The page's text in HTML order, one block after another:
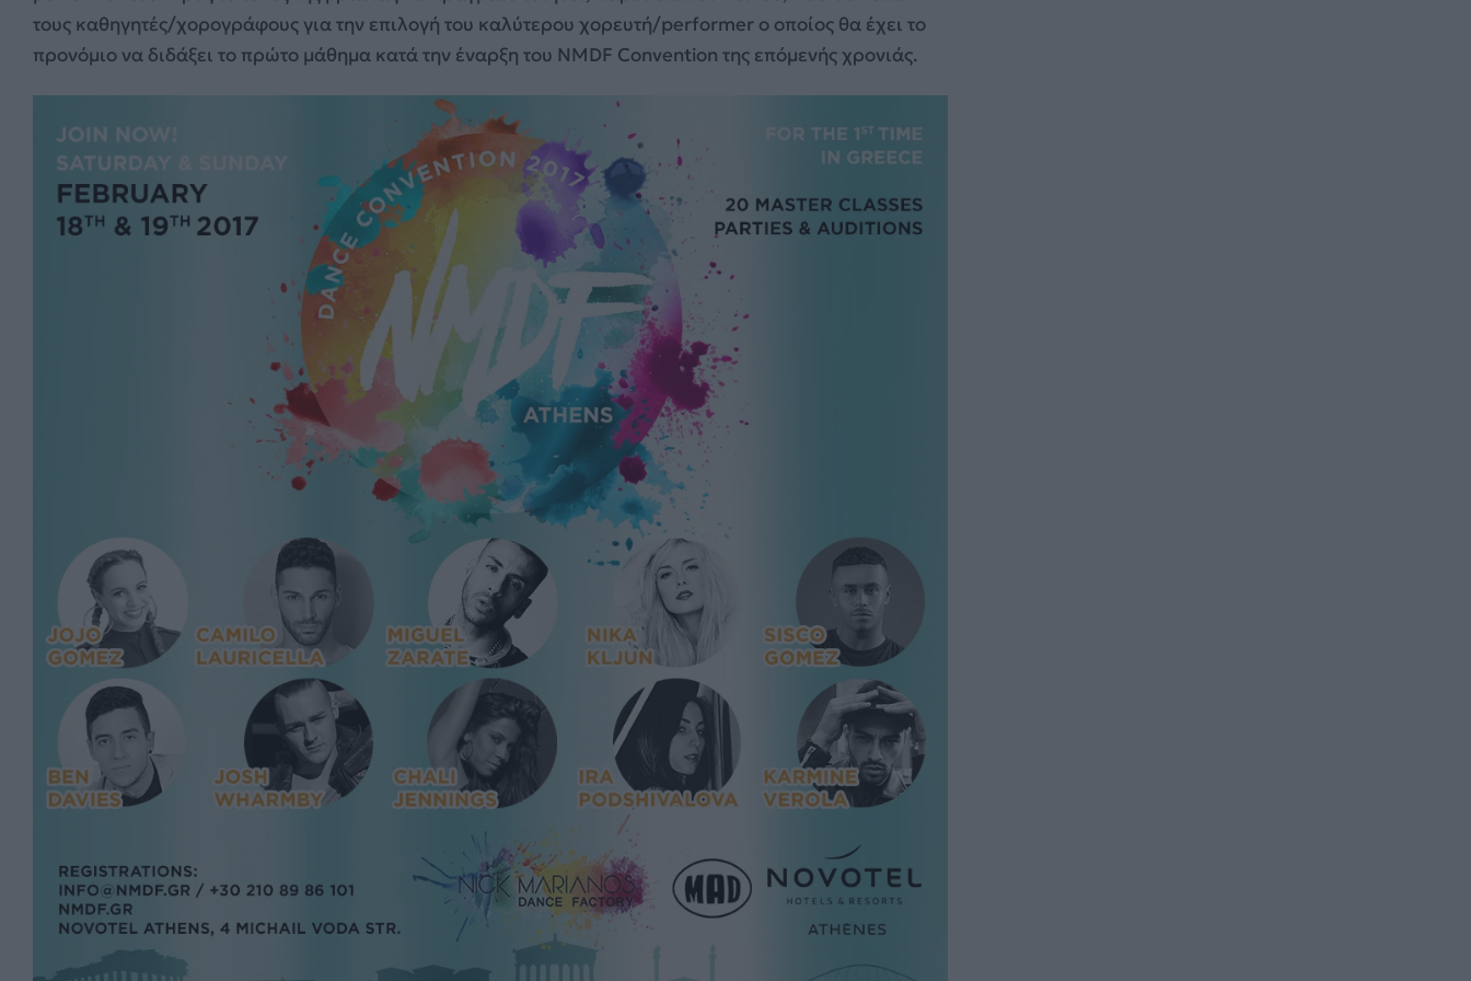
τους καθηγητές/χορογράφους για την επιλογή του καλύτερου χορευτή/performer ο οποίος θα έχει το
προνόμιο να διδάξει το πρώτο μάθημα κατά την έναρξη του ΝMDF Convention της επόμενής χρονιάς.